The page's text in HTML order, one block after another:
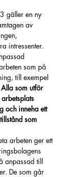
gäller en ny
av
intressenter.
som på
till exempel
Alla som utför
och inneha ett
som
arbeten ger ett
anpassad till
De som går